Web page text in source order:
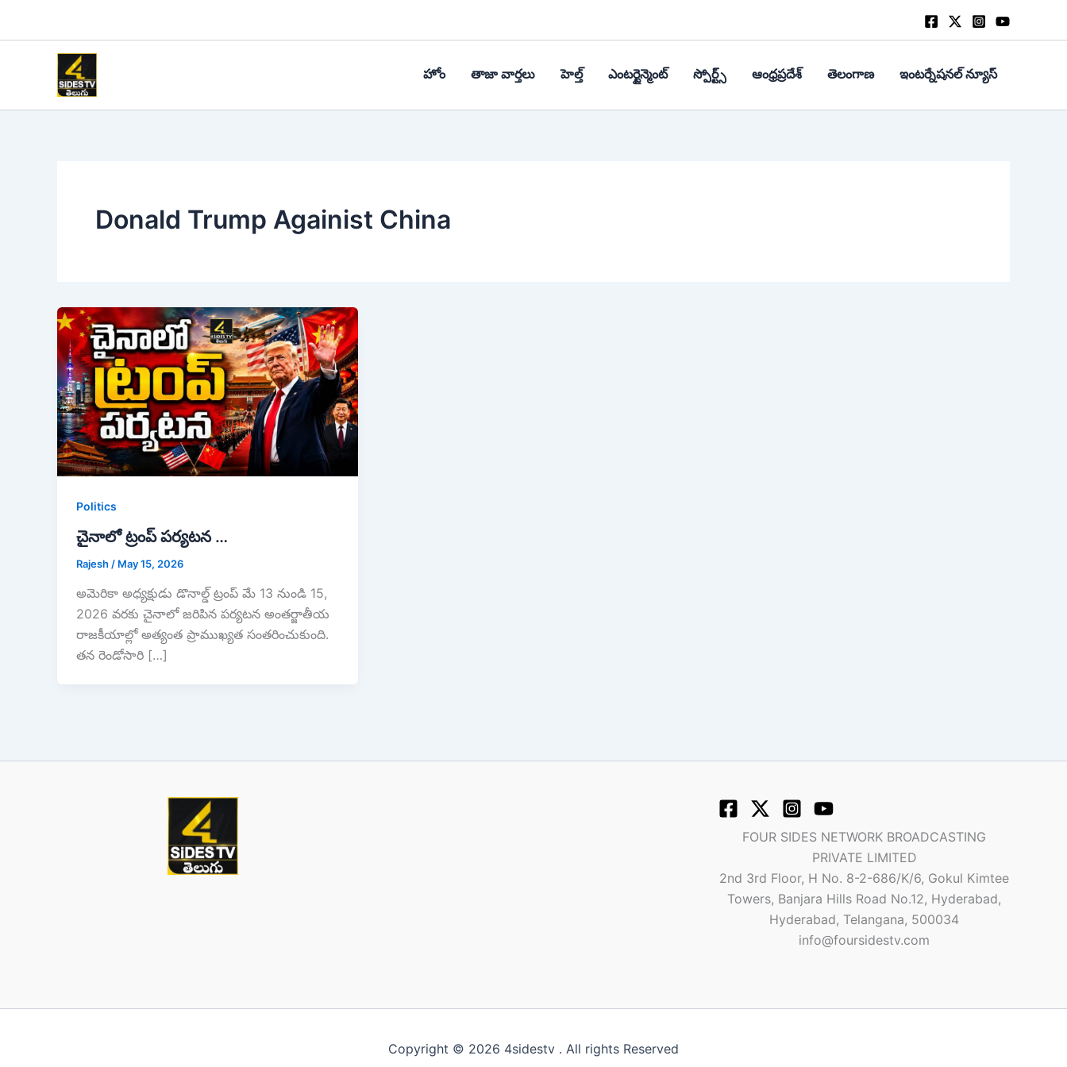
హోం తాజా వార్తలు హెల్త్‌ ఎంటర్టైన్మెంట్ స్పోర్ట్స్ ఆంధ్రప్రదేశ్ తెలంగాణ ఇంటర్నేషనల్ న్యూస్
Donald Trump Againist China
Politics
చైనాలో ట్రంప్ పర్యటన …
Rajesh / May 15, 2026
అమెరికా అధ్యక్షుడు డొనాల్డ్ ట్రంప్ మే 13 నుండి 15,
2026 వరకు చైనాలో జరిపిన పర్యటన అంతర్జాతీయ
రాజకీయాల్లో అత్యంత ప్రాముఖ్యత సంతరించుకుంది.
తన రెండోసారి […]
FOUR SIDES NETWORK BROADCASTING
PRIVATE LIMITED
2nd 3rd Floor, H No. 8-2-686/K/6, Gokul Kimtee
Towers, Banjara Hills Road No.12, Hyderabad,
Hyderabad, Telangana, 500034
info@foursidestv.com
Copyright © 2026 4sidestv . All rights Reserved